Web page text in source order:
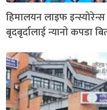
हिमालयन लाइफ इन्स्योरेन्स
बृदबृर्दालाई न्यानाे कपडा